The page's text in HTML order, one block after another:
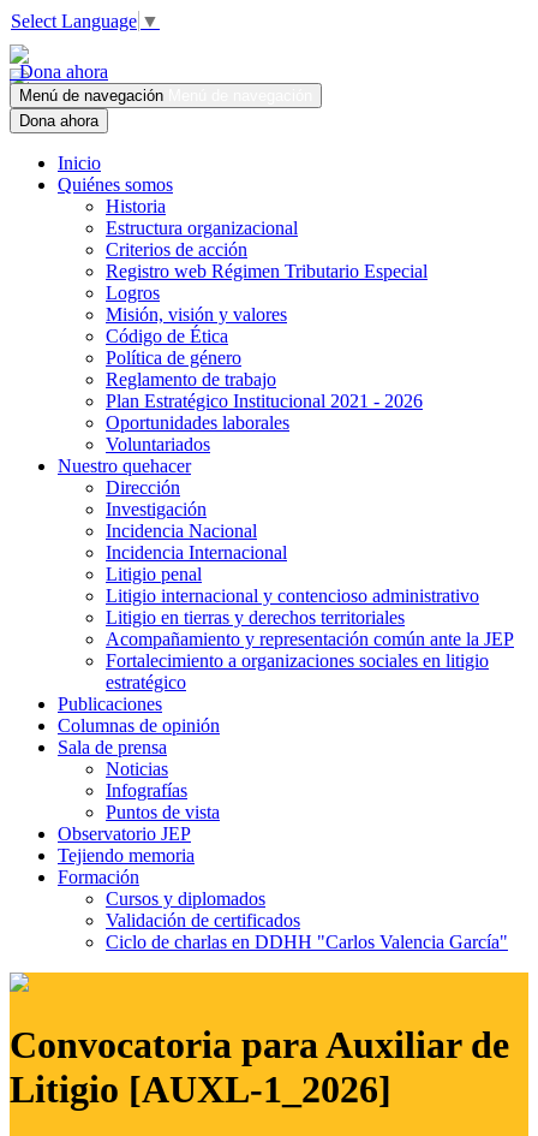
Select Language ▼
Dona ahora
Menú de navegación
Dona ahora
Inicio
Quiénes somos
Historia
Estructura organizacional
Criterios de acción
Registro web Régimen Tributario Especial
Logros
Misión, visión y valores
Código de Ética
Política de género
Reglamento de trabajo
Plan Estratégico Institucional 2021 - 2026
Oportunidades laborales
Voluntariados
Nuestro quehacer
Dirección
Investigación
Incidencia Nacional
Incidencia Internacional
Litigio penal
Litigio internacional y contencioso administrativo
Litigio en tierras y derechos territoriales
Acompañamiento y representación común ante la JEP
Fortalecimiento a organizaciones sociales en litigio
estratégico
Publicaciones
Columnas de opinión
Sala de prensa
Noticias
Infografías
Puntos de vista
Observatorio JEP
Tejiendo memoria
Formación
Cursos y diplomados
Validación de certificados
Ciclo de charlas en DDHH "Carlos Valencia García"
Convocatoria para Auxiliar de
Litigio [AUXL-1_2026]